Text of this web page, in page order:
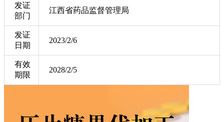
发证
部门
江西省药品监督管理局
发证
日期
2023/2/6
有效
期限
2028/2/5